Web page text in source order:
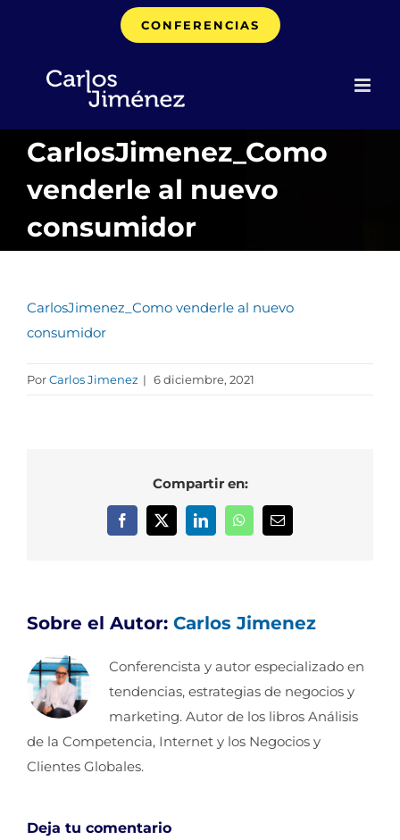
CONFERENCIAS
CarlosJimenez_Como
venderle al nuevo
consumidor
CarlosJimenez_Como venderle al nuevo
consumidor
PorCarlos Jimenez | 6 diciembre, 2021
Compartir en:
Facebook
X LinkedInWhatsAppCorreo
Sobre el Autor: Carlos Jimenez
Conferencista y autor especializado en
tendencias, estrategias de negocios y
marketing. Autor de los libros Análisis
de la Competencia, Internet y los Negocios y
Clientes Globales.
Deja tu comentario